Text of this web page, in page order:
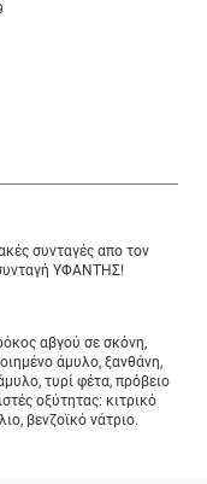
συνταγές απο τον
ΥΦΑΝΤΗΣ!
αβγού σε σκόνη,
άμυλο, ξανθάνη,
τυρί φέτα, πρόβειο
οξύτητας: κιτρικό
βενζοϊκό νάτριο.